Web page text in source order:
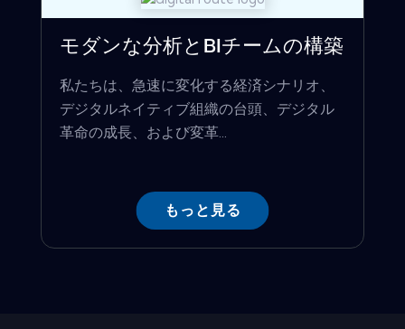
モダンな分析とBIチームの構築
私たちは、急速に変化する経済シナリオ、
デジタルネイティブ組織の台頭、デジタル
革命の成長、および変革...
もっと見る